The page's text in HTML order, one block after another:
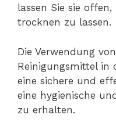
lassen Sie sie
trocknen zu lassen.
Die Verwendung
Reinigungsmittel in
eine sichere und
eine hygienische
zu erhalten.